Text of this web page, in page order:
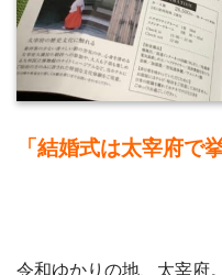
「結婚式は太宰府で
令和ゆかりの地、太宰府